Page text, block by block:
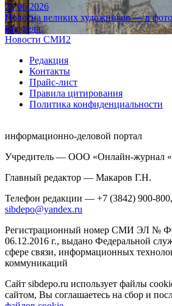
23.06.2026
Полотна великих художников — в
Верфеля.
Новости СМИ2
Редакция
Контакты
Прайс-лист
Правила цитирования
Политика конфиденциальности
информационно-деловой портал
Учредитель — ООО «Онлайн-журнал
Главный редактор — Макаров Г.Н.
Телефон редакции — +7 (3842) 900-
sibdepo@yandex.ru
Регистрационный номер СМИ ЭЛ №
06.12.2016 г., выдано Федеральной
сфере связи, информационных
коммуникаций
Сайт sibdepo.ru использует файлы
сайтом, Вы соглашаетесь на сбор и